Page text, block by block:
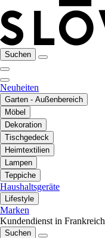
Suchen
Neuheiten
Garten - Außenbereich
Möbel
Dekoration
Tischgedeck
Heimtextilien
Lampen
Teppiche
Haushaltsgeräte
Lifestyle
Marken
Kundendienst in Frankreich
Suchen